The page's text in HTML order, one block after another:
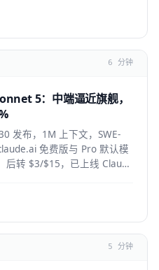
6 分钟
5：中端逼近旗舰，
发布，1M 上下文，SWE-
免费版与 Pro 默认模
转 $3/$15，已上线 Claude
5 分钟